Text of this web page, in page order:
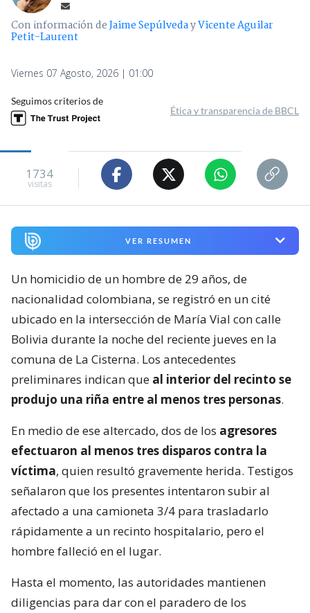
Con información deJaime SepúlvedayVicente Aguilar
Petit-Laurent
Viernes 07 Agosto, 2026 | 01:00
Seguimos criterios de
Ética y transparencia de BBCL
1734
visitas
VER RESUMEN
Un homicidio de un hombre de 29 años, de
nacionalidad colombiana, se registró en un cité
ubicado en la intersección de María Vial con calle
Bolivia durante la noche del reciente jueves en la
comuna de La Cisterna. Los antecedentes
preliminares indican que al interior del recinto se
produjo una riña entre al menos tres personas.
En medio de ese altercado, dos de los agresores
efectuaron al menos tres disparos contra la
víctima, quien resultó gravemente herida. Testigos
señalaron que los presentes intentaron subir al
afectado a una camioneta 3/4 para trasladarlo
rápidamente a un recinto hospitalario, pero el
hombre falleció en el lugar.
Hasta el momento, las autoridades mantienen
diligencias para dar con el paradero de los